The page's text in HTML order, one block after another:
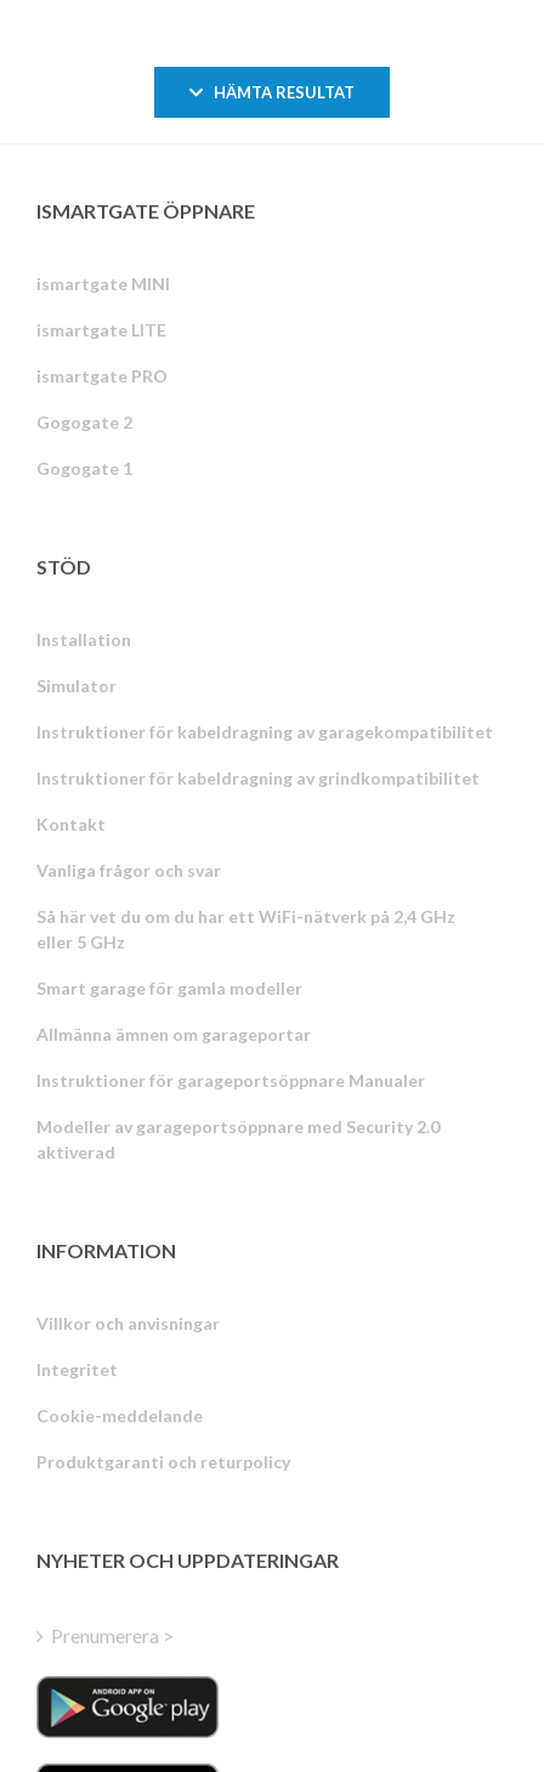
HÄMTA RESULTAT
ISMARTGATE ÖPPNARE
ismartgate MINI
ismartgate LITE
ismartgate PRO
Gogogate 2
Gogogate 1
STÖD
Installation
Simulator
Instruktioner för kabeldragning av garagekompatibilitet
Instruktioner för kabeldragning av grindkompatibilitet
Kontakt
Vanliga frågor och svar
Så här vet du om du har ett WiFi-nätverk på 2,4 GHz
eller 5 GHz
Smart garage för gamla modeller
Allmänna ämnen om garageportar
Instruktioner för garageportsöppnare Manualer
Modeller av garageportsöppnare med Security 2.0
aktiverad
INFORMATION
Villkor och anvisningar
Integritet
Cookie-meddelande
Produktgaranti och returpolicy
NYHETER OCH UPPDATERINGAR
Prenumerera >